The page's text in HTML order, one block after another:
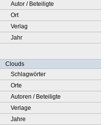
Autor / Beteiligte
Ort
Verlag
Jahr
Clouds
Schlagwörter
Orte
Autoren / Beteiligte
Verlage
Jahre